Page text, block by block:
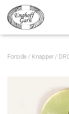
Forside / Knapper /